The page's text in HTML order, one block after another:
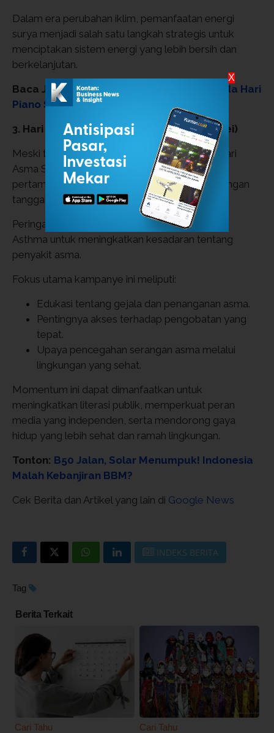
Dalam era perubahan iklim, pemanfaatan energi
surya menjadi salah satu langkah strategis untuk
menciptakan sistem energi yang lebih bersih dan
berkelanjutan.
Baca Juga:
Makna Hari Besar 28 Maret: Ada Hari
Piano Sedunia hingga Emansipasi Budak
3. Hari Asma Sedunia (sering jatuh awal Mei)
Meski tidak selalu tepat pada tanggal 3 Mei, Hari
Asma Sedunia sering diperingati pada minggu
pertama bulan Mei dan kadang berdekatan dengan
tanggal ini.
Peringatan ini digagas oleh Global Initiative for
Asthma untuk meningkatkan kesadaran tentang
penyakit asma.
Fokus utama kampanye ini meliputi:
Edukasi tentang gejala dan penanganan asma.
Pentingnya akses terhadap pengobatan yang
tepat.
Upaya pencegahan serangan asma melalui
lingkungan yang sehat.
Momentum ini dapat dimanfaatkan untuk
meningkatkan literasi publik, memperkuat peran
media yang independen, serta mendorong gaya
hidup yang lebih sehat dan ramah lingkungan.
Tonton: B50 Jalan, Solar Menumpuk! Indonesia
Malah Kebanjiran BBM?
Cek Berita dan Artikel yang lain di Google News
INDEKS BERITA
Tag
Berita Terkait
Cari Tahu Cari Tahu
X